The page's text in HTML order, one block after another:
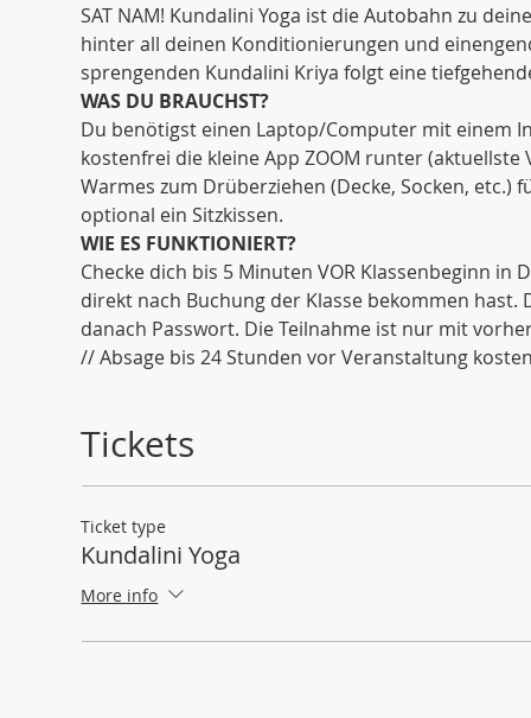
SAT NAM! Kundalini Yoga ist die Autobahn zu
hinter all deinen Konditionierungen und
sprengenden Kundalini Kriya folgt eine
WAS DU BRAUCHST?
Du benötigst einen Laptop/Computer mit einem
kostenfrei die kleine App ZOOM runter
Warmes zum Drüberziehen (Decke, Socken,
optional ein Sitzkissen.
WIE ES FUNKTIONIERT?
Checke dich bis 5 Minuten VOR Klassenbeginn in
direkt nach Buchung der Klasse bekommen
danach Passwort. Die Teilnahme ist nur mit
// Absage bis 24 Stunden vor Veranstaltung
Tickets
Ticket type
Kundalini Yoga
More info